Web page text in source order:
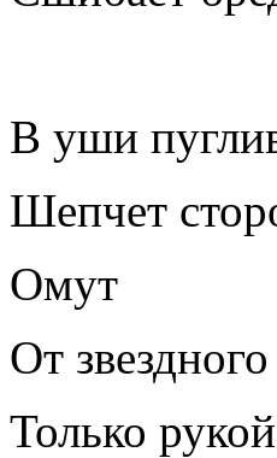
В уши
Шепчет
Омут
От
Только